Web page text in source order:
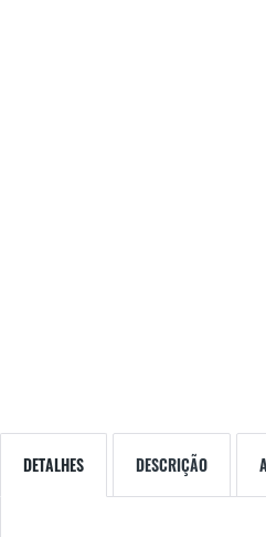
DETALHES DESCRIÇÃO